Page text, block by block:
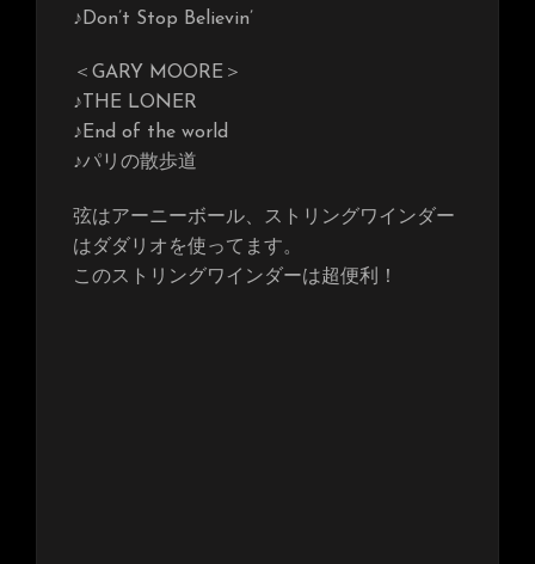
♪Don’t Stop Believin’
＜GARY MOORE＞
♪THE LONER
♪End of the world
♪パリの散歩道
弦はアーニーボール、ストリングワインダー
はダダリオを使ってます。
このストリングワインダーは超便利！